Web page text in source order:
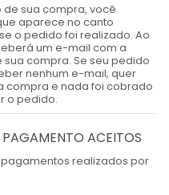
sua compra, você
aparece no canto
o pedido foi realizado. Ao
um e-mail com a
compra. Se seu pedido
nenhum e-mail, quer
compra e nada foi cobrado
o pedido.
ACEITOS
realizados por